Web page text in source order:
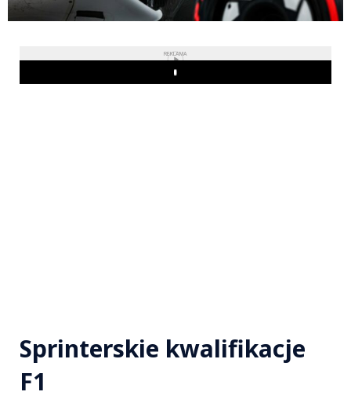
REKLAMA
Play
Sprinterskie kwalifikacje
F1